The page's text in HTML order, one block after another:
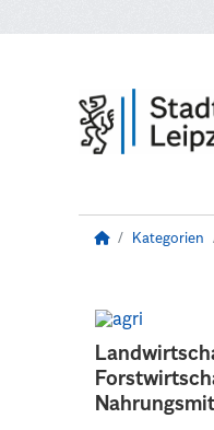
Kategorien